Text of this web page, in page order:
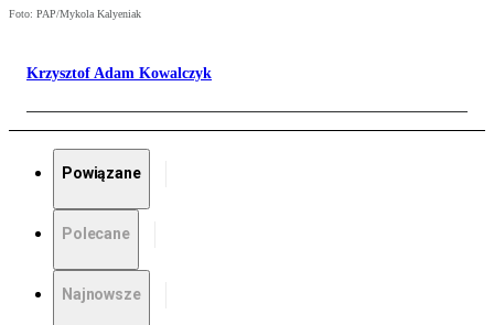
Foto: PAP/Mykola Kalyeniak
Krzysztof Adam Kowalczyk
Powiązane
Polecane
Najnowsze